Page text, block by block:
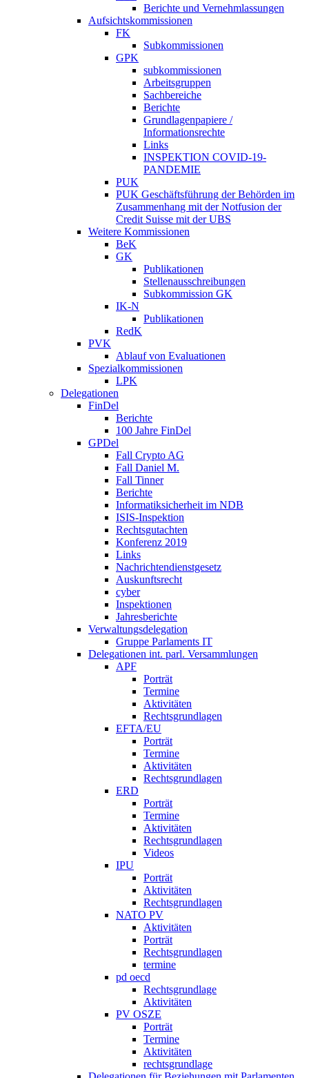
Berichte und Vernehmlassungen
Aufsichtskommissionen
FK
Subkommissionen
GPK
subkommissionen
Arbeitsgruppen
Sachbereiche
Berichte
Grundlagenpapiere /
Informationsrechte
Links
INSPEKTION COVID-19-
PANDEMIE
PUK
PUK Geschäftsführung der Behörden im
Zusammenhang mit der Notfusion der
Credit Suisse mit der UBS
Weitere Kommissionen
BeK
GK
Publikationen
Stellenausschreibungen
Subkommission GK
IK-N
Publikationen
RedK
PVK
Ablauf von Evaluationen
Spezialkommissionen
LPK
Delegationen
FinDel
Berichte
100 Jahre FinDel
GPDel
Fall Crypto AG
Fall Daniel M.
Fall Tinner
Berichte
Informatiksicherheit ­im NDB
ISIS-Inspektion
Rechtsgutachten
Konferenz 2019
Links
Nachrichtendienstgesetz
Auskunftsrecht
cyber
Inspektionen
Jahresberichte
Verwaltungsdelegation
Gruppe Parlaments IT
Delegationen int. parl. Versammlungen
APF
Porträt
Termine
Aktivitäten
Rechtsgrundlagen
EFTA/EU
Porträt
Termine
Aktivitäten
Rechtsgrundlagen
ERD
Porträt
Termine
Aktivitäten
Rechtsgrundlagen
Videos
IPU
Porträt
Aktivitäten
Rechtsgrundlagen
NATO PV
Aktivitäten
Porträt
Rechtsgrundlagen
termine
pd oecd
Rechtsgrundlage
Aktivitäten
PV OSZE
Porträt
Termine
Aktivitäten
rechtsgrundlage